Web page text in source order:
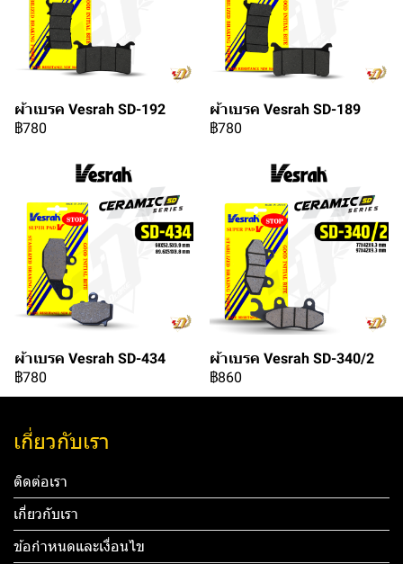
ผ้าเบรค Vesrah SD-192
฿780
ผ้าเบรค Vesrah SD-189
฿780
ผ้าเบรค Vesrah SD-434
฿780
ผ้าเบรค Vesrah SD-340/2
฿860
เกี่ยวกับเรา
ติดต่อเรา
เกี่ยวกับเรา
ข้อกำหนดและเงื่อนไข